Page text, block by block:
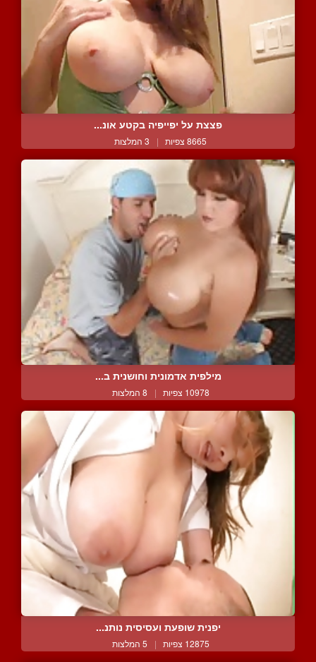
פצצת על יפייפיה בקטע אונ...
8665 צפיות | 3 המלצות
מילפית אדמונית וחושנית ב...
10978 צפיות | 8 המלצות
יפנית שופעת ועסיסית נותנ...
12875 צפיות | 5 המלצות